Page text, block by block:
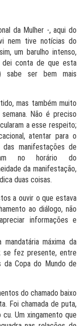
da Mulher -, aqui do
nem tive notícias do
um barulho intenso,
dei conta de que esta
sabe ser bem mais
mas também muito
Não é preciso
a esse respeito;
atentar para o
manifestações de
no horário do
da manifestação,
duas coisas.
a ouvir o que estava
ao diálogo, não
informações e
máxima da
se fez presente, entre
da Copa do Mundo de
do chamado baixo
Foi chamada de puta,
Um xingamento que